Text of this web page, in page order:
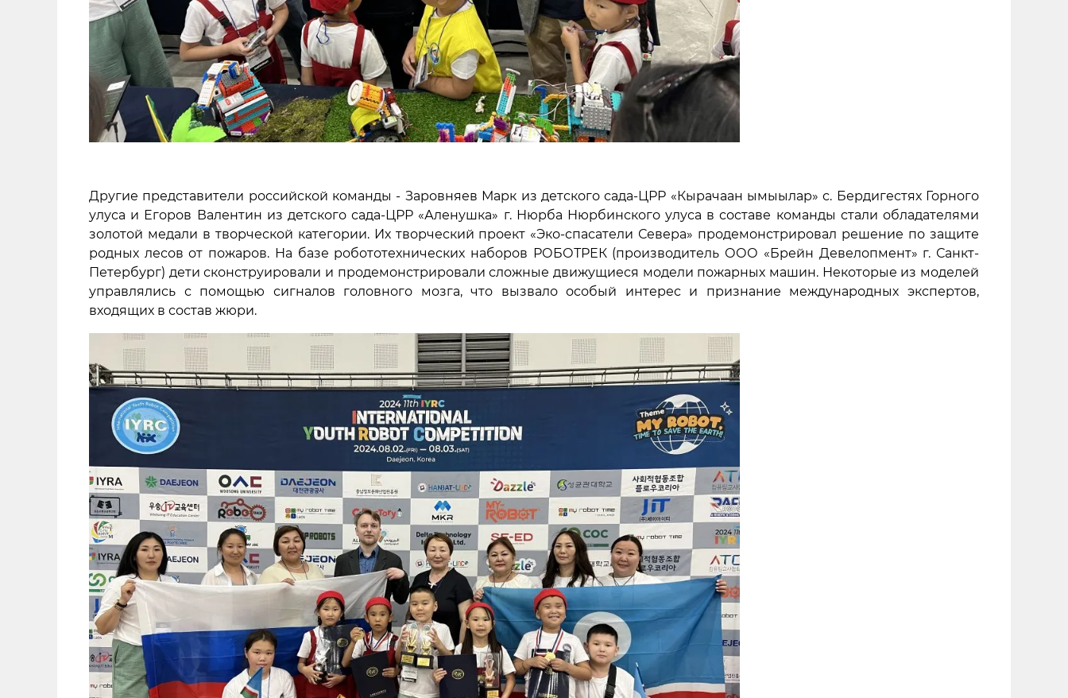
Другие представители российской команды - Заровняев Марк из детского сада-ЦРР «Кырачаан ымыылар» с. Бердигестях Горного
улуса и Егоров Валентин из детского сада-ЦРР «Аленушка» г. Нюрба Нюрбинского улуса в составе команды стали обладателями
золотой медали в творческой категории. Их творческий проект «Эко-спасатели Севера» продемонстрировал решение по защите
родных лесов от пожаров. На базе робототехнических наборов РОБОТРЕК (производитель ООО «Брейн Девелопмент» г. Санкт-
Петербург) дети сконструировали и продемонстрировали сложные движущиеся модели пожарных машин. Некоторые из моделей
управлялись с помощью сигналов головного мозга, что вызвало особый интерес и признание международных экспертов,
входящих в состав жюри.